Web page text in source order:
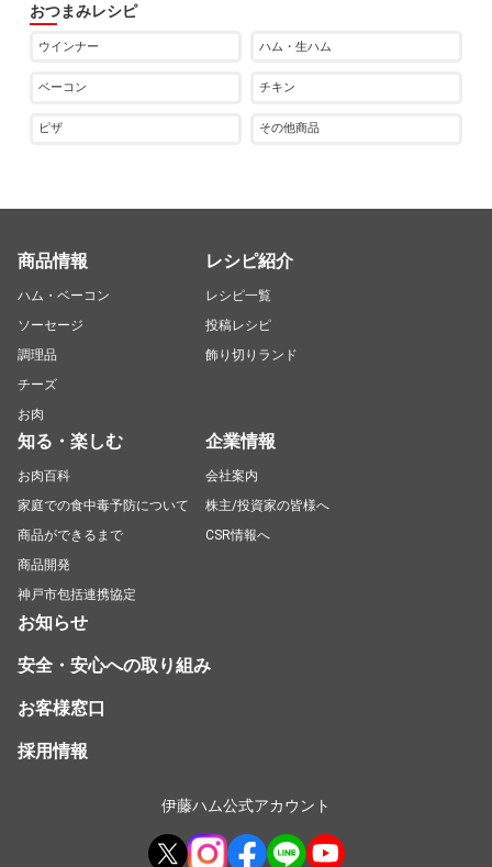
おつまみレシピ
ウインナー ハム・生ハム
ベーコン チキン
ピザ その他商品
商品情報
ハム・ベーコン
ソーセージ
調理品
チーズ
お肉
レシピ紹介
レシピ一覧
投稿レシピ
飾り切りランド
知る・楽しむ
お肉百科
家庭での食中毒予防について
商品ができるまで
商品開発
神戸市包括連携協定
企業情報
会社案内
株主/投資家の皆様へ
CSR情報へ
お知らせ
安全・安心への取り組み
お客様窓口
採用情報
伊藤ハム公式アカウント